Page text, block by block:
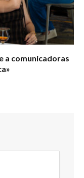
a comunicadoras